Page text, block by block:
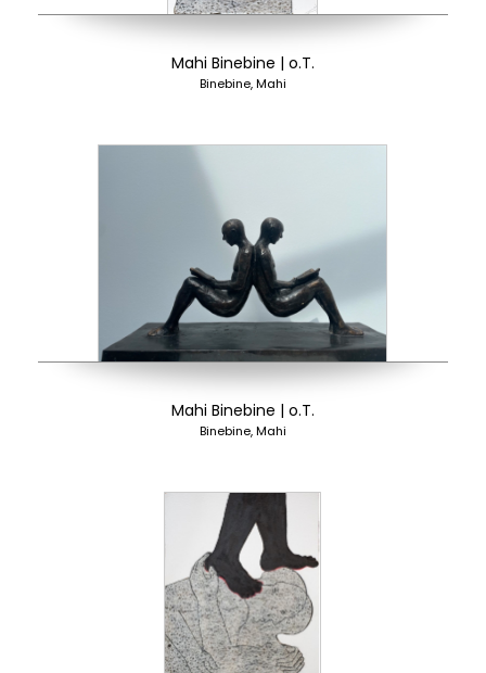
Mahi Binebine | o.T.
Binebine, Mahi
Mahi Binebine | o.T.
Binebine, Mahi